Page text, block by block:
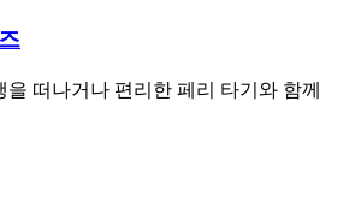
떠나거나 편리한 페리 타기와 함께